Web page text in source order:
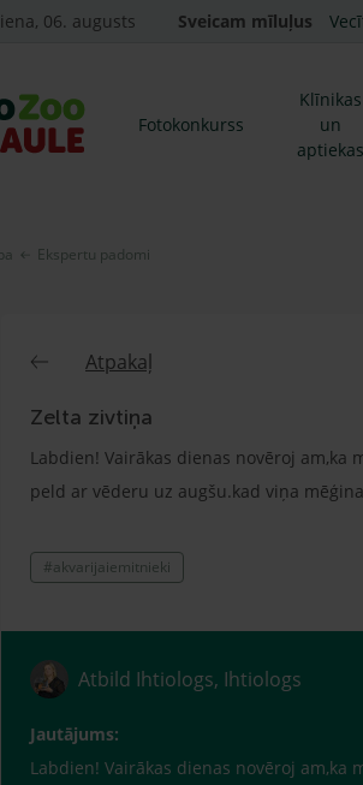
06. augusts Sveicam mīluļus
Fotokonkurss
Klīnikas
un
aptiekas
Ekspertu padomi
Atpakaļ
Zelta zivtiņa
Labdien! Vairākas dienas novēroj
peld ar vēderu uz augšu.kad viņa
#akvarijaiemitnieki
Atbild Ihtiologs, Ihtiologs
Jautājums:
Labdien! Vairākas dienas novēroj